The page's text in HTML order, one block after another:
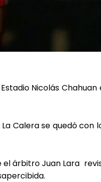
Nicolás Chahuan
Calera se quedó con
el árbitro Juan Lara